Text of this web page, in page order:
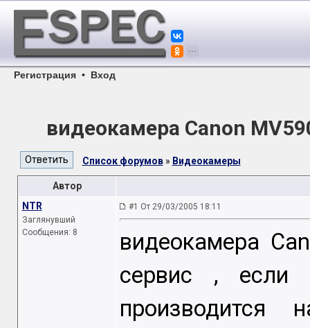
Регистрация • Вход
видеокамера Canon
Список форумов» Видеокамеры
Автор
NTR
Заглянувший
Сообщения: 8
#1 От 29/03/2005 18:11
видеокамера
сервис , если